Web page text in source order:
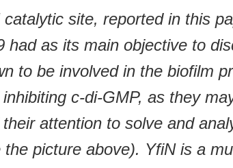
site, reported in this
as its main objective to
to be involved in the biofilm
c-di-GMP, as they
attention to solve and
picture above). YfiN is a